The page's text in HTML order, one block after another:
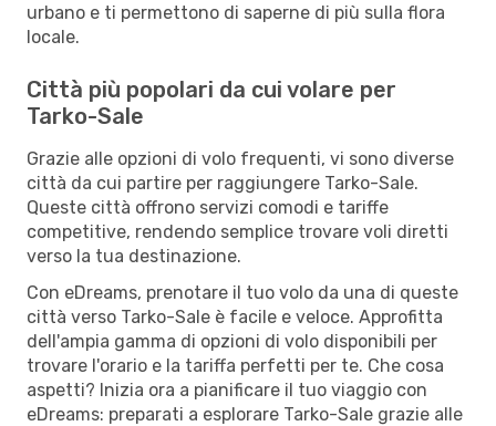
urbano e ti permettono di saperne di più sulla flora
locale.
Città più popolari da cui volare per
Tarko-Sale
Grazie alle opzioni di volo frequenti, vi sono diverse
città da cui partire per raggiungere Tarko-Sale.
Queste città offrono servizi comodi e tariffe
competitive, rendendo semplice trovare voli diretti
verso la tua destinazione.
Con eDreams, prenotare il tuo volo da una di queste
città verso Tarko-Sale è facile e veloce. Approfitta
dell'ampia gamma di opzioni di volo disponibili per
trovare l'orario e la tariffa perfetti per te. Che cosa
aspetti? Inizia ora a pianificare il tuo viaggio con
eDreams: preparati a esplorare Tarko-Sale grazie alle